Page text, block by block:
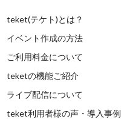
teket(テケト)とは？
イベント作成の方法
ご利用料金について
teketの機能ご紹介
ライブ配信について
teket利用者様の声・導入事例